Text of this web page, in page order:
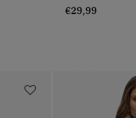
€29,99